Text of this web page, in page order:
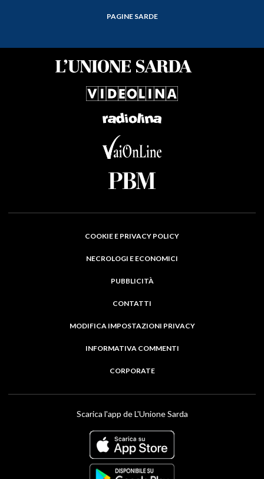
PAGINE SARDE
COOKIE E PRIVACY POLICY
NECROLOGI E ECONOMICI
PUBBLICITÀ
CONTATTI
MODIFICA IMPOSTAZIONI PRIVACY
INFORMATIVA COMMENTI
CORPORATE
Scarica l'app de L'Unione Sarda